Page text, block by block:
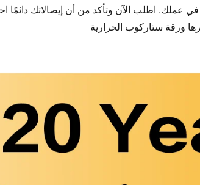
مصنوعة من لب الخشب النقي بنسبة 100٪ في عملك. اطلب الآن وتأكد من أن
ورقة ستاركوب الحرارية